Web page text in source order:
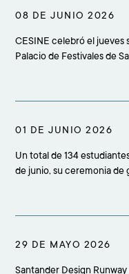
08 DE JUNIO 2026
CESINE celebró el jueves
Palacio de Festivales de
más de 500 personas
profesorado, equipo
01 DE JUNIO 2026
Un total de 134
de junio, su ceremonia de
reunirá a más de 500
amigos, profesorado,
29 DE MAYO 2026
Santander Design